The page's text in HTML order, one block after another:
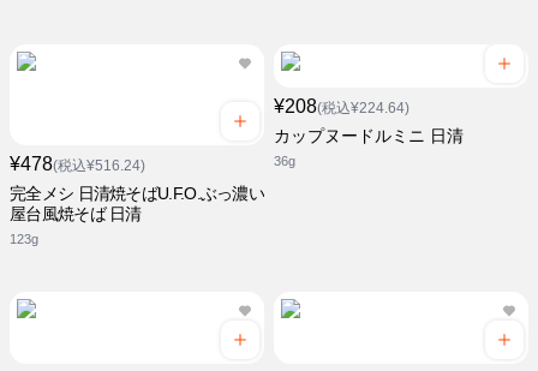
¥478(税込¥516.24)
完全メシ 日清焼そばU.F.O.ぶっ濃い
屋台風焼そば 日清
123g
¥208(税込¥224.64)
カップヌードルミニ 日清
36g